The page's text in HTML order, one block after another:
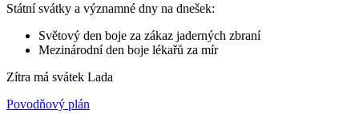
Státní svátky a významné dny na dnešek:
Světový den boje za zákaz jaderných zbraní
Mezinárodní den boje lékařů za mír
Zítra má svátek Lada
Povodňový plán